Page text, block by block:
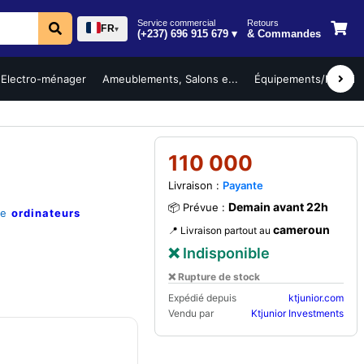
FR▾
Service commercial
(+237) 696 915 679 ▾
Retours
& Commandes
Electro-ménager Ameublements, Salons e... Équipements/
ordinateurs
110 000
Livraison : Payante
📦 Prévue : Demain avant 22h
📍 Livraison partout au cameroun
❌ Indisponible
❌ Rupture de stock
Expédié depuis
ktjunior.com
Vendu par
Ktjunior Investments